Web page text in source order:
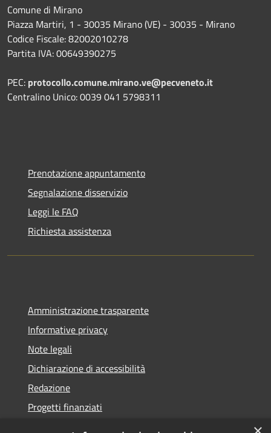
Comune di Mirano
Piazza Martiri, 1 - 30035 Mirano (VE) - 30035 - Mirano
Codice Fiscale: 82002010278
Partita IVA: 00649390275
PEC: protocollo.comune.mirano.ve@pecveneto.it
Centralino Unico: 0039 041 5798311
Prenotazione appuntamento
Segnalazione disservizio
Leggi le FAQ
Richiesta assistenza
Amministrazione trasparente
Informative privacy
Note legali
Dichiarazione di accessibilità
Redazione
Progetti finanziati